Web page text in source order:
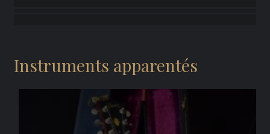
Instruments apparentés